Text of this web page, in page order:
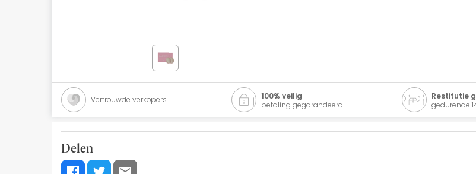
Beste verkopers
Health Points
Vertrouwde verkopers
100% veilig
betaling gegarandeerd
Restitutie
gedurende
Delen